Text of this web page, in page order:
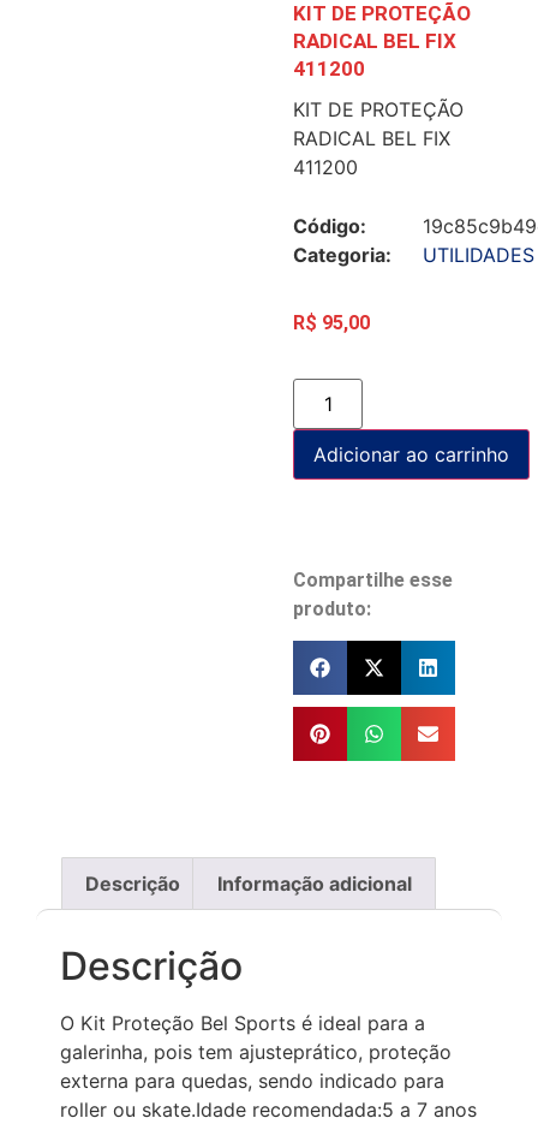
KIT DE PROTEÇÃO
RADICAL BEL FIX
411200
KIT DE PROTEÇÃO
RADICAL BEL FIX
411200
Código:
Categoria:
UTILIDADES
R$ 95,00
Adicionar ao carrinho
Compartilhe esse
produto:
Descrição Informação adicional
Descrição
O Kit Proteção Bel Sports é ideal para a
galerinha, pois tem ajusteprático, proteção
externa para quedas, sendo indicado para
roller ou skate.Idade recomendada:5 a 7 anos